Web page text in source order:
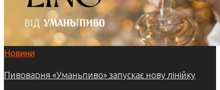
Новини
Пивоварня «Уманьпиво» запускає нову лінійку